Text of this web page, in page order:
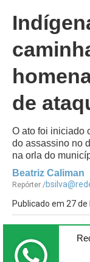
de
O ato foi iniciado
do assassino no
na orla do
Beatriz Caliman
Repórter /
Publicado em 27